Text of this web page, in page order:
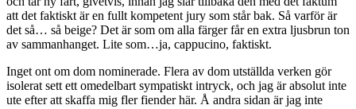
att det faktiskt är en fullt kompetent jury som står bak. Så varför är
det så… så beige? Det är som om alla färger får en extra ljusbrun ton
av sammanhanget. Lite som…ja, cappucino, faktiskt.
Inget ont om dom nominerade. Flera av dom utställda verken gör
isolerat sett ett omedelbart sympatiskt intryck, och jag är absolut inte
ute efter att skaffa mig fler fiender här. Å andra sidan är jag inte